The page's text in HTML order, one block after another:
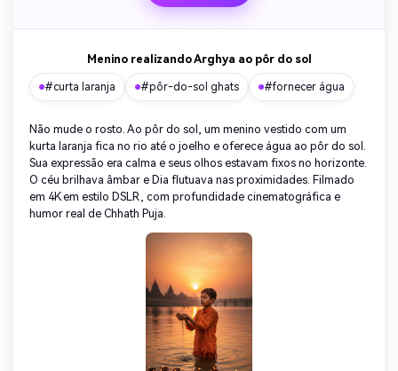
Menino realizando Arghya ao pôr do sol
#curta laranja #pôr-do-sol ghats #fornecer água
Não mude o rosto. Ao pôr do sol, um menino vestido com um
kurta laranja fica no rio até o joelho e oferece água ao pôr do sol.
Sua expressão era calma e seus olhos estavam fixos no horizonte.
O céu brilhava âmbar e Dia flutuava nas proximidades. Filmado
em 4K em estilo DSLR, com profundidade cinematográfica e
humor real de Chhath Puja.